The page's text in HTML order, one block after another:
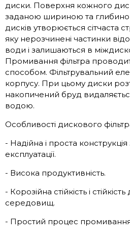
диски. Поверхня кожного
заданою шириною та
дисків утворюється сітчаста
яку нерозчинені частинки
води і залишаються в
Промивання фільтра
способом. Фільтрувальний
корпусу. При цьому диски
накопичений бруд
водою.
Особливості дискового
- Надійна і проста
експлуатації.
- Висока продуктивність.
- Корозійна стійкість і
середовищ.
- Простий процес